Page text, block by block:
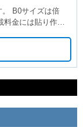
。 B0サイズは倍
料金には貼り作
ざいますので、納
審査へ提出いたし